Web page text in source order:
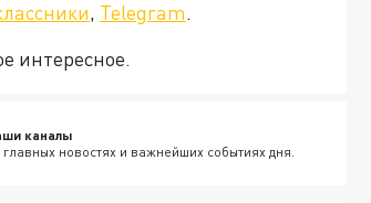
, Telegram.
интересное.
каналы
новостях и важнейших событиях дня.